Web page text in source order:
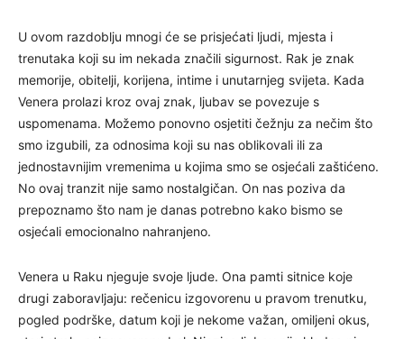
U ovom razdoblju mnogi će se prisjećati ljudi, mjesta i
trenutaka koji su im nekada značili sigurnost. Rak je znak
memorije, obitelji, korijena, intime i unutarnjeg svijeta. Kada
Venera prolazi kroz ovaj znak, ljubav se povezuje s
uspomenama. Možemo ponovno osjetiti čežnju za nečim što
smo izgubili, za odnosima koji su nas oblikovali ili za
jednostavnijim vremenima u kojima smo se osjećali zaštićeno.
No ovaj tranzit nije samo nostalgičan. On nas poziva da
prepoznamo što nam je danas potrebno kako bismo se
osjećali emocionalno nahranjeno.
Venera u Raku njeguje svoje ljude. Ona pamti sitnice koje
drugi zaboravljaju: rečenicu izgovorenu u pravom trenutku,
pogled podrške, datum koji je nekome važan, omiljeni okus,